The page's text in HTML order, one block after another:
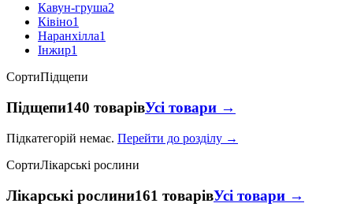
Кавун-груша2
Ківіно1
Наранхілла1
Інжир1
СортиПідщепи
Підщепи140 товарівУсі товари →
Підкатегорій немає. Перейти до розділу →
СортиЛікарські рослини
Лікарські рослини161 товарівУсі товари →